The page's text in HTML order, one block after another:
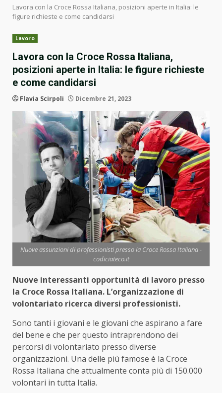
Lavora con la Croce Rossa Italiana, posizioni aperte in Italia: le
figure richieste e come candidarsi
Lavoro
Lavora con la Croce Rossa Italiana,
posizioni aperte in Italia: le figure richieste
e come candidarsi
Flavia Scirpoli Dicembre 21, 2023
Nuove assunzioni di professionisti presso la Croce Rossa Italiana -
codiciateco.it
Nuove interessanti opportunità di lavoro presso
la Croce Rossa Italiana. L’organizzazione di
volontariato ricerca diversi professionisti.
Sono tanti i giovani e le giovani che aspirano a fare
del bene e che per questo intraprendono dei
percorsi di volontariato presso diverse
organizzazioni. Una delle più famose è la Croce
Rossa Italiana che attualmente conta più di 150.000
volontari in tutta Italia.